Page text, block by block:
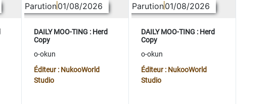
Parution01/08/2026
DAILY MOO-TING : Herd
Copy
o-okun
Éditeur : NukooWorld
Studio
Parution01/08/2026
DAILY MOO-TING : Herd
Copy
o-okun
Éditeur : NukooWorld
Studio